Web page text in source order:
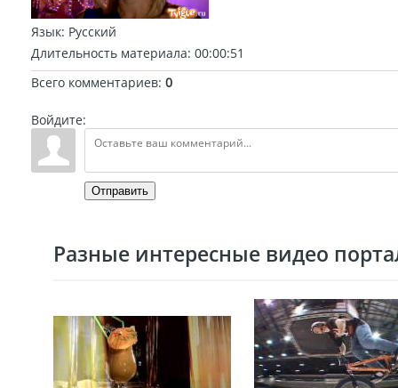
Язык: Русский
Длительность материала: 00:00:51
Всего комментариев: 0
Войдите:
Отправить
Разные интересные видео